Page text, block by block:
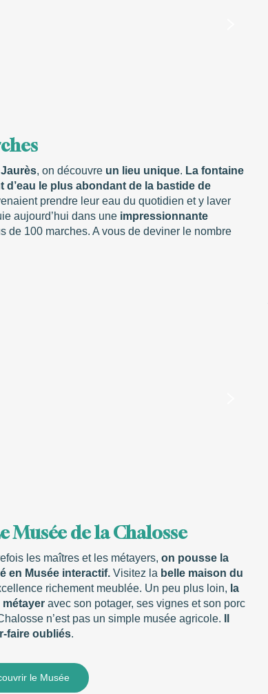
Jaurès, on découvre un lieu unique. La fontaine
d’eau le plus abondant de la bastide de
prendre leur eau du quotidien et y laver
aujourd’hui dans une impressionnante
de 100 marches. A vous de deviner le nombre
Musée de la Chalosse
les maîtres et les métayers, on pousse la
en Musée interactif. Visitez la belle maison du
richement meublée. Un peu plus loin, la
avec son potager, ses vignes et son porc
n’est pas un simple musée agricole.
faire oubliés.
le Musée